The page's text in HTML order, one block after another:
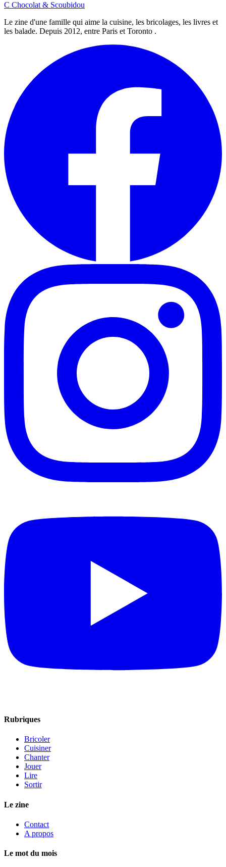
C Chocolat & Scoubidou
Le zine d'une famille qui aime la cuisine, les bricolages, les livres et
les balade. Depuis 2012, entre Paris et Toronto .
Rubriques
Bricoler
Cuisiner
Chanter
Jouer
Lire
Sortir
Le zine
Contact
A propos
Le mot du mois